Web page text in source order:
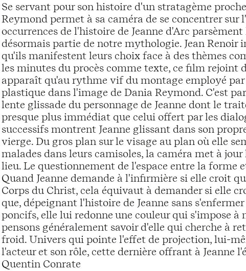
Se servant pour son histoire d'un stratagème
Reymond permet à sa caméra de se concentrer
occurrences de l'histoire de Jeanne d'Arc
désormais partie de notre mythologie. Jean Renoir
qu'ils manifestent leurs choix face à des thèmes
les minutes du procès comme texte, ce film rejoint
apparaît qu'au rythme vif du montage employé par
plastique dans l'image de Dania Reymond. C'est
lente glissade du personnage de Jeanne dont le
presque plus immédiat que celui offert par les
successifs montrent Jeanne glissant dans son
vierge. Du gros plan sur le visage au plan où elle
malades dans leurs camisoles, la caméra met à
lieu. Le questionnement de l'espace entre la
Quand Jeanne demande à l'infirmière si elle croit
Corps du Christ, cela équivaut à demander si elle
que, dépeignant l'histoire de Jeanne sans
poncifs, elle lui redonne une couleur qui s'impose à
pensons généralement savoir d'elle qui cherche à
froid. Univers qui pointe l'effet de projection, lui-
l'acteur et son rôle, cette dernière offrant à Jeanne
Quentin Conrate